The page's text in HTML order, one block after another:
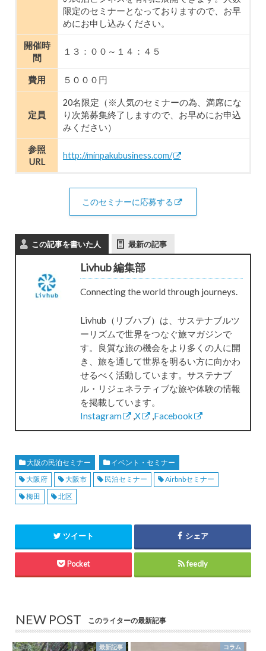
限定のセミナーとなっておりますので、お早
めにお申し込みください。
開催時
間
１３：００～１４：４５
費用 ５０００円
定員
20名限定（※人気のセミナーの為、満席にな
り次第募集終了しますので、お早めにお申込
みください）
参照
URL
http://minpakubusiness.com/
このセミナーに応募する
この記事を書いた人 最新の記事
Livhub 編集部
Connecting the world through journeys.
Livhub（リブハブ）は、サステナブルツ
ーリズムで世界をつなぐ旅マガジンで
す。良質な旅の機会をより多くの人に開
き、旅を通して世界を明るい方に向かわ
せるべく活動しています。サステナブ
ル・リジェネラティブな旅や体験の情報
を掲載しています。
Instagram
X Facebook
大阪の民泊セミナー
イベント・セミナー
大阪府
大阪市 民泊セミナー
Airbnbセミナー
梅田
北区
ツイート シェア
Pocket feedly
NEW POST このライターの最新記事
最新記事 コラム